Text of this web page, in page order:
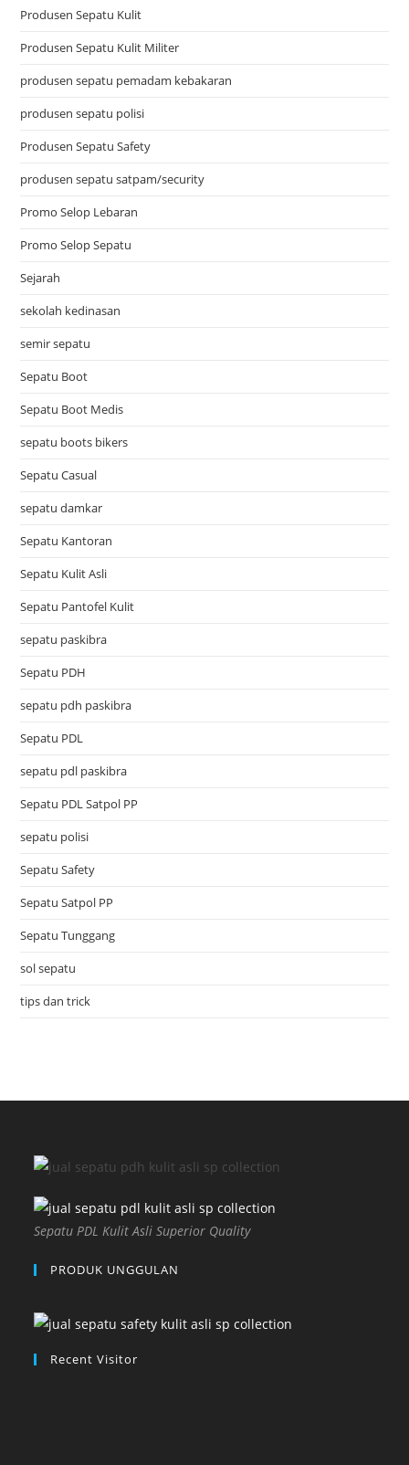
Produsen Sepatu Kulit
Produsen Sepatu Kulit Militer
produsen sepatu pemadam kebakaran
produsen sepatu polisi
Produsen Sepatu Safety
produsen sepatu satpam/security
Promo Selop Lebaran
Promo Selop Sepatu
Sejarah
sekolah kedinasan
semir sepatu
Sepatu Boot
Sepatu Boot Medis
sepatu boots bikers
Sepatu Casual
sepatu damkar
Sepatu Kantoran
Sepatu Kulit Asli
Sepatu Pantofel Kulit
sepatu paskibra
Sepatu PDH
sepatu pdh paskibra
Sepatu PDL
sepatu pdl paskibra
Sepatu PDL Satpol PP
sepatu polisi
Sepatu Safety
Sepatu Satpol PP
Sepatu Tunggang
sol sepatu
tips dan trick
Sepatu PDL Kulit Asli Superior Quality
PRODUK UNGGULAN
Recent Visitor